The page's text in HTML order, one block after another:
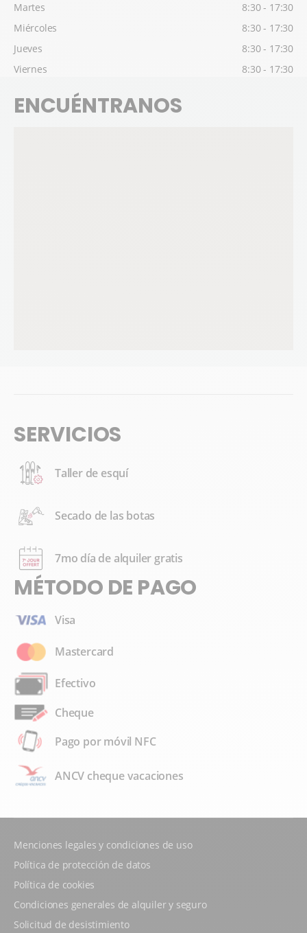
Martes
8:30 - 17:30
Miércoles
8:30 - 17:30
Jueves
8:30 - 17:30
Viernes
8:30 - 17:30
ENCUÉNTRANOS
SERVICIOS
Taller de esquí
Secado de las botas
7mo día de alquiler gratis
MÉTODO DE PAGO
Visa
Mastercard
Efectivo
Cheque
Pago por móvil NFC
ANCV cheque vacaciones
Menciones legales y condiciones de uso
Política de protección de datos
Política de cookies
Condiciones generales de alquiler y seguro
Solicitud de desistimiento